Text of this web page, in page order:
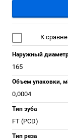
К
Наружный
165
Объем упаковки,
0,0004
Тип зуба
FT (PCD)
Тип реза